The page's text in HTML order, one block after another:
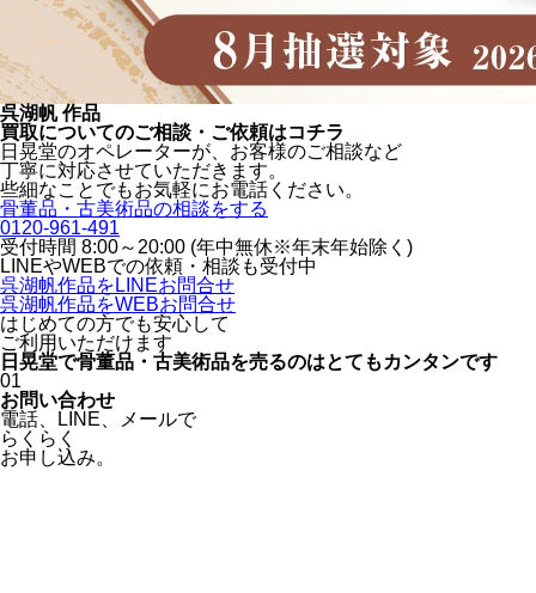
呉湖帆 作品
買取についてのご相談・ご依頼はコチラ
日晃堂のオペレーターが、お客様のご相談など
丁寧に対応させていただきます。
些細なことでもお気軽にお電話ください。
骨董品・古美術品の相談をする
0120-961-491
受付時間 8:00～20:00 (年中無休※年末年始除く)
LINEやWEBでの依頼・相談も受付中
呉湖帆作品をLINEお問合せ
呉湖帆作品をWEBお問合せ
はじめての方でも安心して
ご利用いただけます
日晃堂で骨董品・古美術品を売るのはとても カンタンです
01
お問い合わせ
電話、
LINE、
メールで
らくらく
お申し込み。